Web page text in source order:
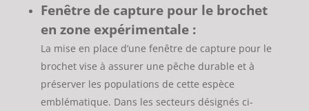
Fenêtre de capture pour le brochet
en zone expérimentale :
La mise en place d’une fenêtre de capture pour le
brochet vise à assurer une pêche durable et à
préserver les populations de cette espèce
emblématique. Dans les secteurs désignés ci-